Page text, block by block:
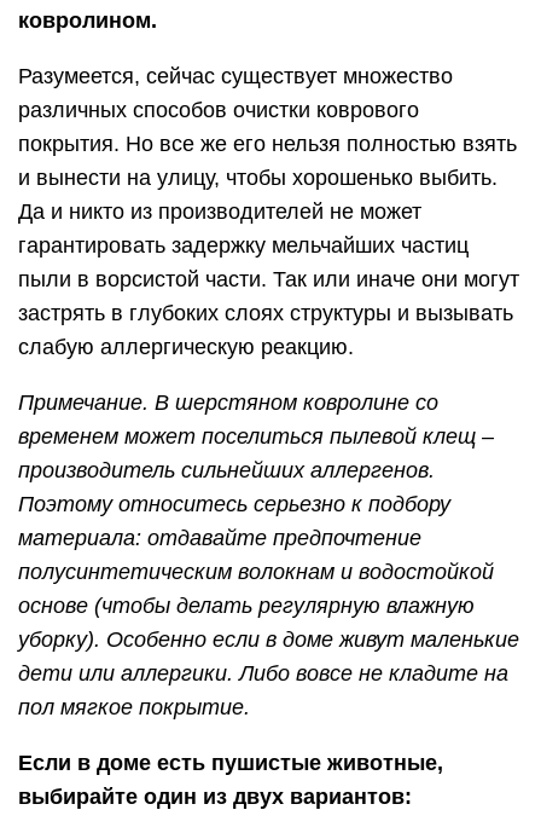
ковролином.
Разумеется, сейчас существует множество
различных способов очистки коврового
покрытия. Но все же его нельзя полностью взять
и вынести на улицу, чтобы хорошенько выбить.
Да и никто из производителей не может
гарантировать задержку мельчайших частиц
пыли в ворсистой части. Так или иначе они могут
застрять в глубоких слоях структуры и вызывать
слабую аллергическую реакцию.
Примечание. В шерстяном ковролине со
временем может поселиться пылевой клещ –
производитель сильнейших аллергенов.
Поэтому относитесь серьезно к подбору
материала: отдавайте предпочтение
полусинтетическим волокнам и водостойкой
основе (чтобы делать регулярную влажную
уборку). Особенно если в доме живут маленькие
дети или аллергики. Либо вовсе не кладите на
пол мягкое покрытие.
Если в доме есть пушистые животные,
выбирайте один из двух вариантов: